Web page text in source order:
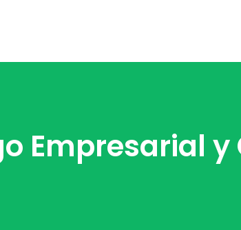
Empresarial